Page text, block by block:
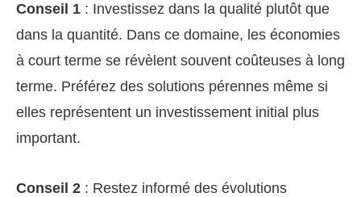
Conseil 1 : Investissez dans la qualité plutôt que
dans la quantité. Dans ce domaine, les économies
à court terme se révèlent souvent coûteuses à long
terme. Préférez des solutions pérennes même si
elles représentent un investissement initial plus
important.
Conseil 2 : Restez informé des évolutions